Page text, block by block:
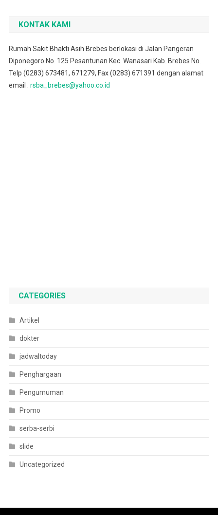
KONTAK KAMI
Rumah Sakit Bhakti Asih Brebes berlokasi di Jalan Pangeran
Diponegoro No. 125 Pesantunan Kec. Wanasari Kab. Brebes No.
Telp (0283) 673481, 671279, Fax (0283) 671391 dengan alamat
email : rsba_brebes@yahoo.co.id
CATEGORIES
Artikel
dokter
jadwaltoday
Penghargaan
Pengumuman
Promo
serba-serbi
slide
Uncategorized